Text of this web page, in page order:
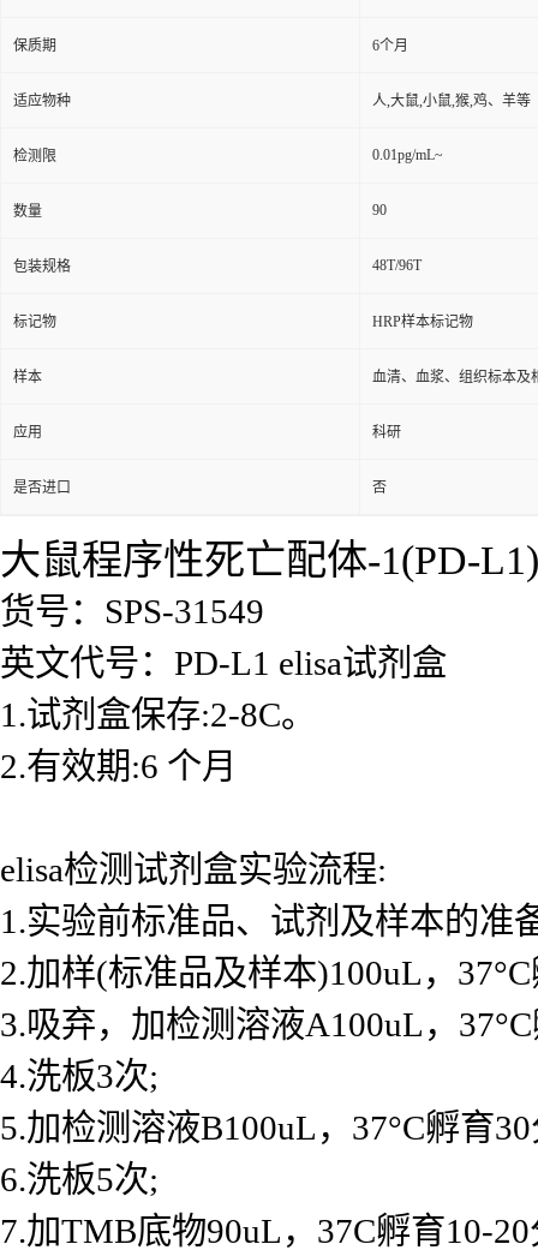
保质期 6个月
适应物种 人,大鼠,小鼠,猴,鸡、羊等
检测限 0.01pg/mL~
数量 90
包装规格 48T/96T
标记物 HRP样本标记物
样本 血清、血浆、组织标本及
应用 科研
是否进口 否
大鼠程序性死亡配体-1(PD-
货号：SPS-31549
英文代号：PD-L1 elisa试剂盒
1.试剂盒保存:2-8C。
2.有效期:6 个月
elisa检测试剂盒实验流程:
1.实验前标准品、试剂及样本的准
2.加样(标准品及样本)100uL，
3.吸弃，加检测溶液A100uL，
4.洗板3次;
5.加检测溶液B100uL，37°C孵育
6.洗板5次;
7.加TMB底物90uL，37C孵育10-